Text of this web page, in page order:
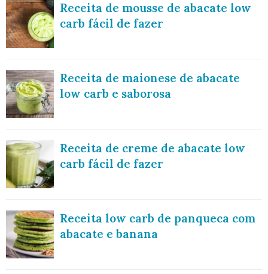
Receita de mousse de abacate low
carb fácil de fazer
Receita de maionese de abacate
low carb e saborosa
Receita de creme de abacate low
carb fácil de fazer
Receita low carb de panqueca com
abacate e banana